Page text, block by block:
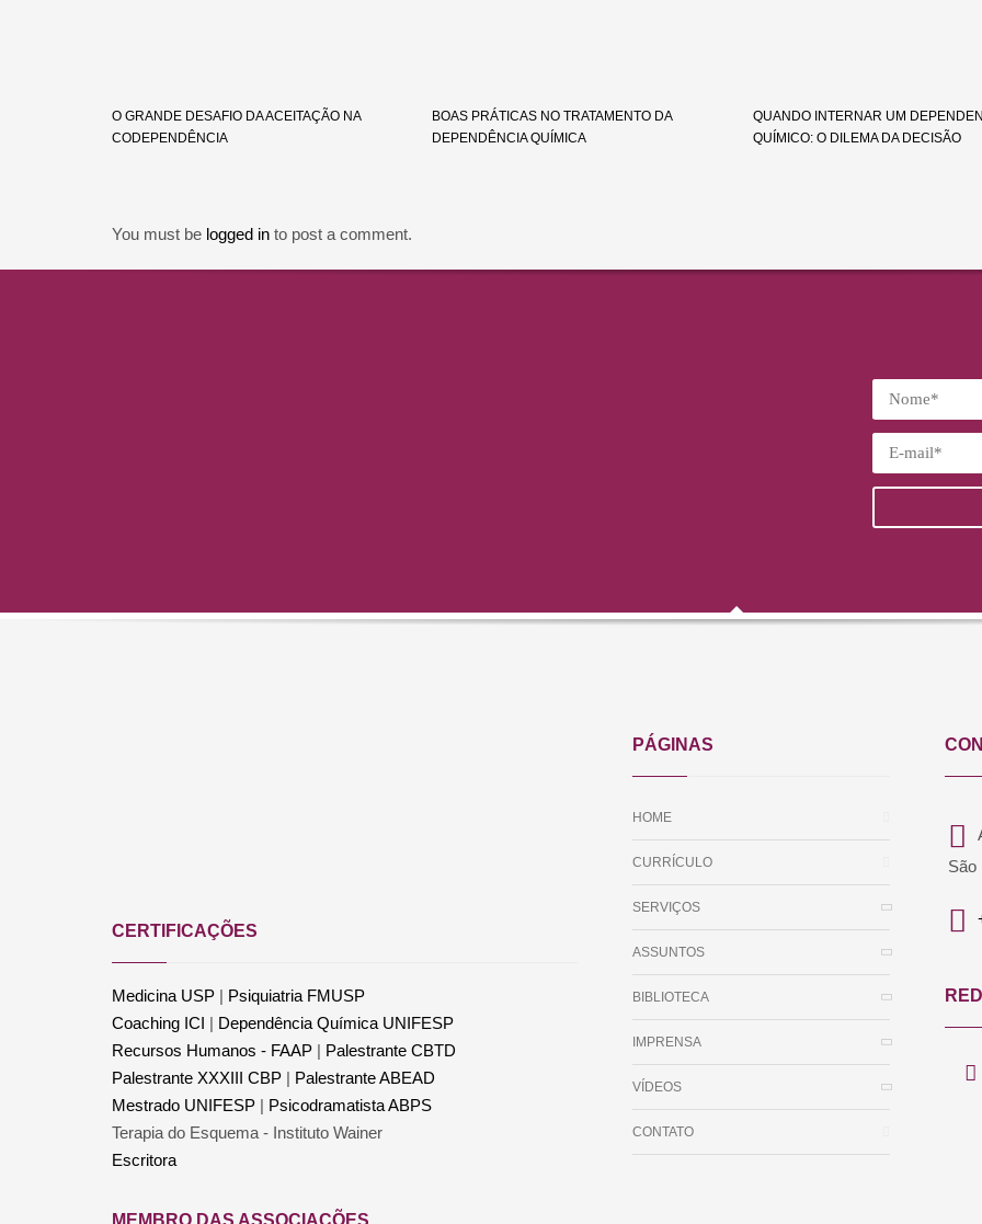
O GRANDE DESAFIO DA ACEITAÇÃO NA
CODEPENDÊNCIA
BOAS PRÁTICAS NO TRATAMENTO DA
DEPENDÊNCIA QUÍMICA
QUANDO INTERNAR UM
QUÍMICO: O DILEMA DA DECISÃO
You must be logged in to post a comment.
CERTIFICAÇÕES
Medicina USP | Psiquiatria FMUSP
Coaching ICI | Dependência Química UNIFESP
Recursos Humanos - FAAP | Palestrante CBTD
Palestrante XXXIII CBP | Palestrante ABEAD
Mestrado UNIFESP | Psicodramatista ABPS
Terapia do Esquema - Instituto Wainer
Escritora
MEMBRO DAS ASSOCIAÇÕES
PÁGINAS
HOME
CURRÍCULO
SERVIÇOS
ASSUNTOS
BIBLIOTECA
IMPRENSA
VÍDEOS
CONTATO
São